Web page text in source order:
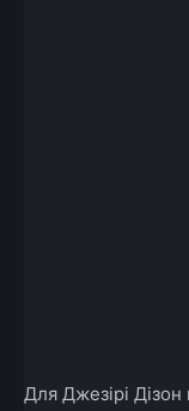
Для Джезірі